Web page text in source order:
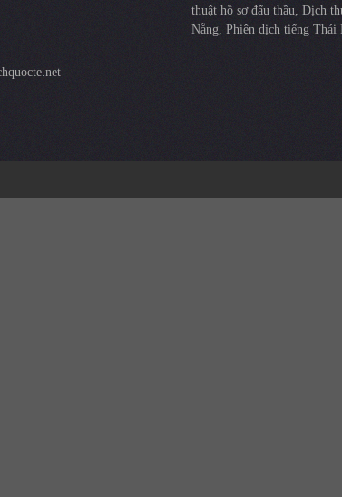
thuật hồ sơ đấu thầu, Dịch
Nẵng, Phiên dịch tiếng Thái